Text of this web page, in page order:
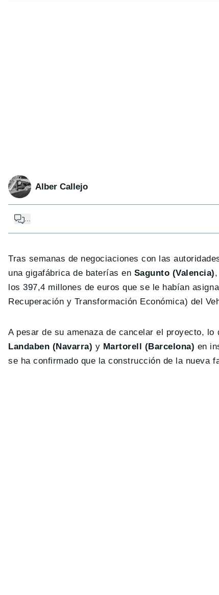
Alber Callejo
...
Tras semanas de negociaciones con las
una gigafábrica de baterías en Sagunto (Valencia)
los 397,4 millones de euros que se le habían
Recuperación y Transformación Económica) del
A pesar de su amenaza de cancelar el proyecto,
Landaben (Navarra) y Martorell (Barcelona) en
se ha confirmado que la construcción de la nueva